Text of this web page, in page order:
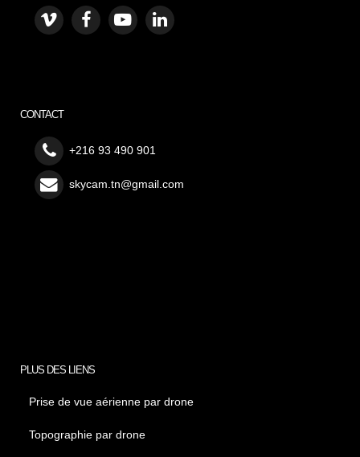
CONTACT
+216 93 490 901
skycam.tn@gmail.com
PLUS DES LIENS
Prise de vue aérienne par drone
Topographie par drone